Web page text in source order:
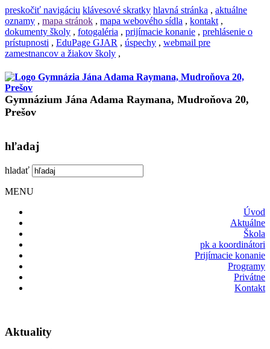
preskočiť navigáciu klávesové skratky hlavná stránka , aktuálne
oznamy , mapa stránok , mapa webového sídla , kontakt ,
dokumenty školy , fotogaléria , prijímacie konanie , prehlásenie o
prístupnosti , EduPage GJAR , úspechy , webmail pre
zamestnancov a žiakov školy ,
Gymnázium Jána Adama Raymana, Mudroňova 20,
Prešov
hľadaj
hladať
MENU
Úvod
Aktuálne
Škola
pk a koordinátori
Prijímacie konanie
Programy
Privátne
Kontakt
Aktuality